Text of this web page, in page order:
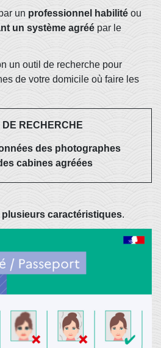
un professionnel habilité ou
un système agréé par le
un outil de recherche pour
de votre domicile où faire les
DE RECHERCHE
des photographes
cabines agréées
plusieurs caractéristiques.